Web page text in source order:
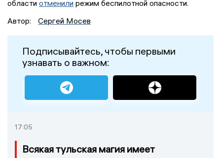
области отменили режим беспилотной опасности.
Автор:
Сергей Мосев
Подписывайтесь, чтобы первыми
узнавать о важном:
17:05
Всякая тульская магия имеет